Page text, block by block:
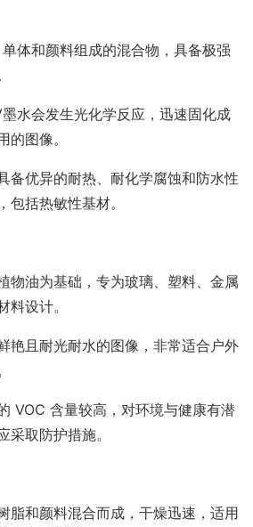
体和颜料组成的混合物，具备极强
水会发生光化学反应，迅速固化成
的图像。
备优异的耐热、耐化学腐蚀和防水性
包括热敏性基材。
物油为基础，专为玻璃、塑料、金属
料设计。
艳且耐光耐水的图像，非常适合户外
VOC 含量较高，对环境与健康有潜
采取防护措施。
脂和颜料混合而成，干燥迅速，适用